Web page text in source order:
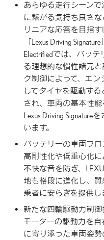
あらゆる走行シーン
に繋がる気持ち良さ
リニアな応答を目指
「Lexus Driving
Electrifiedでは、バッ
る理想的な慣性諸元
ク制御によって、エン
してタイヤを駆動す
され、車両の基本性能
Lexus Driving
います。
バッテリーの車両フ
高剛性化や低重心化
不快な音を防ぎ、
地も格段に進化し、
乗者に安らぎを提供し
新たな四輪駆動力制
モーターの駆動力を
に寄り添った車両姿